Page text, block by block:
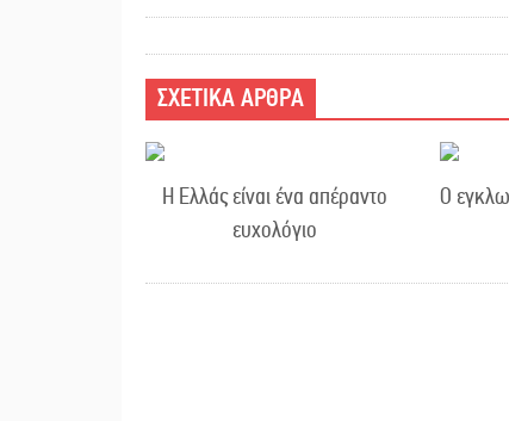
ΣΧΕΤΙΚΑ ΑΡΘΡΑ
Η Ελλάς είναι ένα απέραντο
ευχολόγιο
Ο